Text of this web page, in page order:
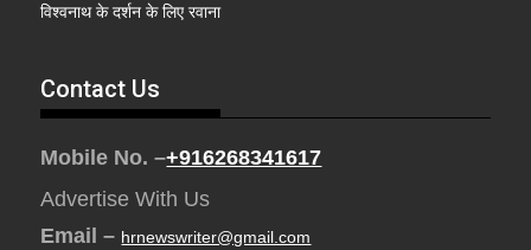
विश्वनाथ के दर्शन के लिए रवाना
Contact Us
Mobile No. –+916268341617
Advertise With Us
Email – hrnewswriter@gmail.com